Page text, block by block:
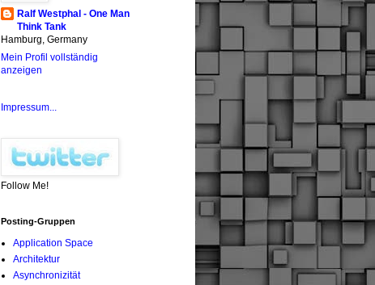
Ralf Westphal - One Man
Think Tank
Hamburg, Germany
Mein Profil vollständig
anzeigen
Impressum...
Follow Me!
Posting-Gruppen
Application Space
Architektur
Asynchronizität